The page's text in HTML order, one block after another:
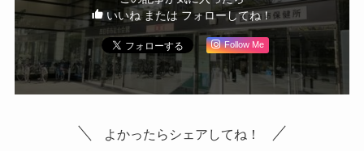
いいね または フォローしてね！
Follow Me
よかったらシェアしてね！